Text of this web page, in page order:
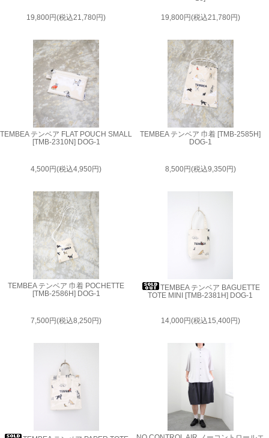
19,800円(税込21,780円) 19,800円(税込21,780円)
TEMBEA テンベア FLAT POUCH SMALL
[TMB-2310N] DOG-1
4,500円(税込4,950円)
TEMBEA テンベア 巾着 [TMB-2585H]
DOG-1
8,500円(税込9,350円)
TEMBEA テンベア 巾着 POCHETTE
[TMB-2586H] DOG-1
7,500円(税込8,250円)
TEMBEA テンベア BAGUETTE
TOTE MINI [TMB-2381H] DOG-1
14,000円(税込15,400円)